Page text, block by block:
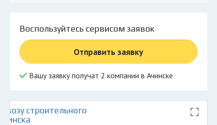
© 2026 Все права защищены
Воспользуйтесь сервисом заявок
Отправить заявку
Вашу заявку получат 2 компании в Ачинске
строительного